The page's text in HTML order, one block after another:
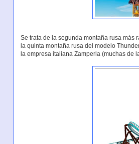
Se trata de la segunda montaña rusa más
la quinta montaña rusa del modelo
la empresa italiana Zamperla (muchas de